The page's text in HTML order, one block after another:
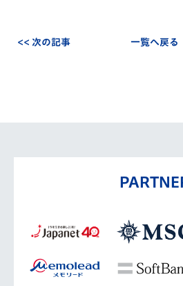
<< 次の記事 一覧へ戻る